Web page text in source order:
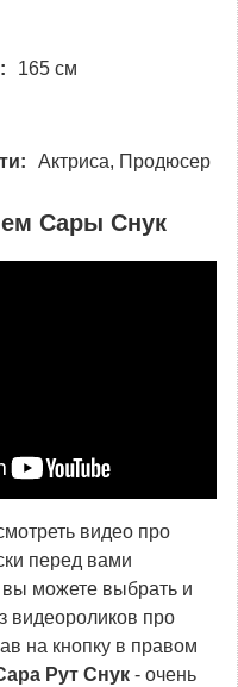
165 см
Актриса, Продюсер
Сары Снук
видео про
перед вами
вы можете выбрать и
видеороликов про
на кнопку в правом
Рут Снук - очень